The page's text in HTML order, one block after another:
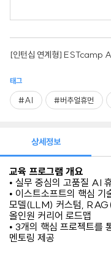
[인턴십 연계형] ESTcamp
태그
#AI #버추얼휴먼
상세정보
교육 프로그램 개요
• 실무 중심의 고품질 AI
• 이스트소프트의 핵심
모델(LLM) 커스텀,
올인원 커리어 로드맵
• 3개의 핵심 프로젝트를
멘토링 제공